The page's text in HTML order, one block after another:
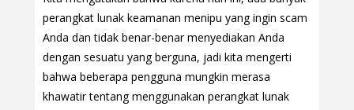
perangkat lunak keamanan menipu yang ingin scam
Anda dan tidak benar-benar menyediakan Anda
dengan sesuatu yang berguna, jadi kita mengerti
bahwa beberapa pengguna mungkin merasa
khawatir tentang menggunakan perangkat lunak